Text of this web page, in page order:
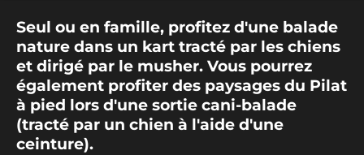
Seul ou en famille, profitez d'une balade
nature dans un kart tracté par les chiens
et dirigé par le musher. Vous pourrez
également profiter des paysages du Pilat
à pied lors d'une sortie cani-balade
(tracté par un chien à l'aide d'une
ceinture).